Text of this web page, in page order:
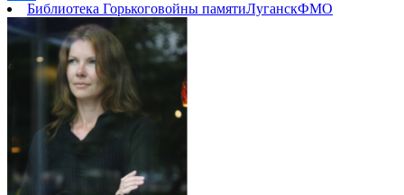
Отправить
Библиотека Горькоговойны памятиЛуганскФМО